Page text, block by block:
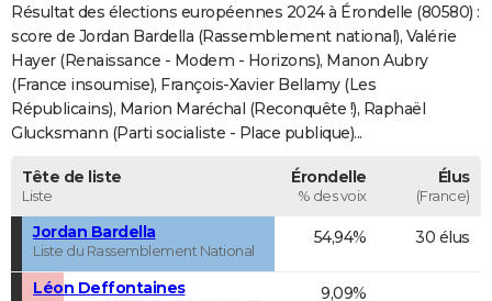
COPAINS D'AVANT
S'inscrire
Se connecter
Lycées
Collèges
Primaires
Universités
Entreprises
Service militaire
Avis de recherche
AVIS DE DÉCÈS
FORUM
Résultat des élections européennes 2024 à Érondelle (80580) :
score de Jordan Bardella (Rassemblement national), Valérie
Hayer (Renaissance - Modem - Horizons), Manon Aubry
(France insoumise), François-Xavier Bellamy (Les
Républicains), Marion Maréchal (Reconquête !), Raphaël
Glucksmann (Parti socialiste - Place publique)...
Tête de liste
Liste
Érondelle
% des voix
Élus
(France)
Jordan Bardella
Liste du Rassemblement National
54,94% 30 élus
Léon Deffontaines 9,09%